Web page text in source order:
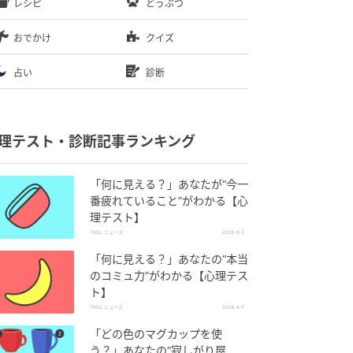
レシピ どうぶつ
おでかけ クイズ
占い 診断
テスト・診断記事ランキング
「何に見える？」あなたが“今一
番疲れていること”がわかる【心
理テスト】
TRILL ニュース 2026.8.5
「何に見える？」あなたの“本当
のコミュ力”がわかる【心理テス
ト】
TRILL ニュース 2026.8.5
「どの色のマグカップを使
う？」あなたの“寂しがり屋